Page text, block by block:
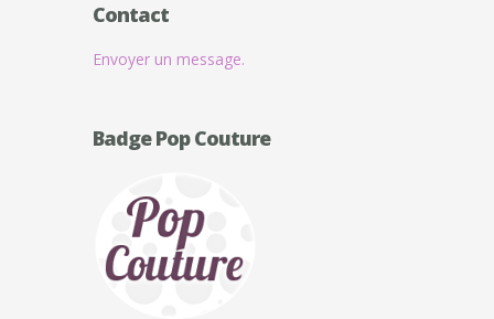
Contact
Envoyer un message.
Badge Pop Couture